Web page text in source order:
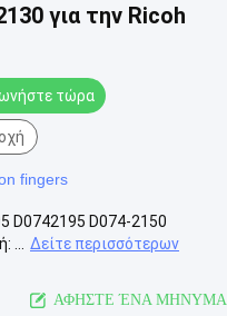
για την Ricoh
τώρα
fingers
D0742195 D074-2150
...
Δείτε περισσότερων
ΑΦΗΣΤΕ ΈΝΑ ΜΗΝΥΜΑ